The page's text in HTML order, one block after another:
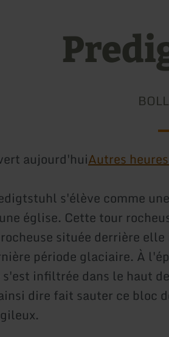
aujourd'huiAutres
s'élève comme
église. Cette tour
située derrière
période glaciaire. À
s'est infiltrée dans le haut
dire fait sauter ce bloc